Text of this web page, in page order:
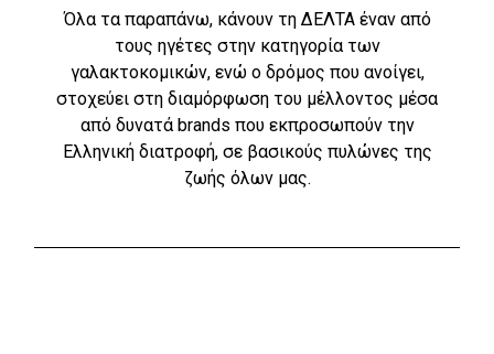
Όλα τα παραπάνω, κάνουν τη ΔΕΛΤΑ έναν από
τους ηγέτες στην κατηγορία των
γαλακτοκομικών, ενώ ο δρόμος που ανοίγει,
στοχεύει στη διαμόρφωση του μέλλοντος μέσα
από δυνατά brands που εκπροσωπούν την
Ελληνική διατροφή, σε βασικούς πυλώνες της
ζωής όλων μας.